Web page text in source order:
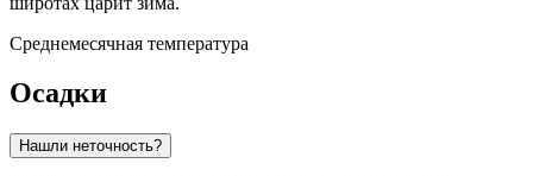
Среднемесячная температура
Осадки
Нашли неточность?